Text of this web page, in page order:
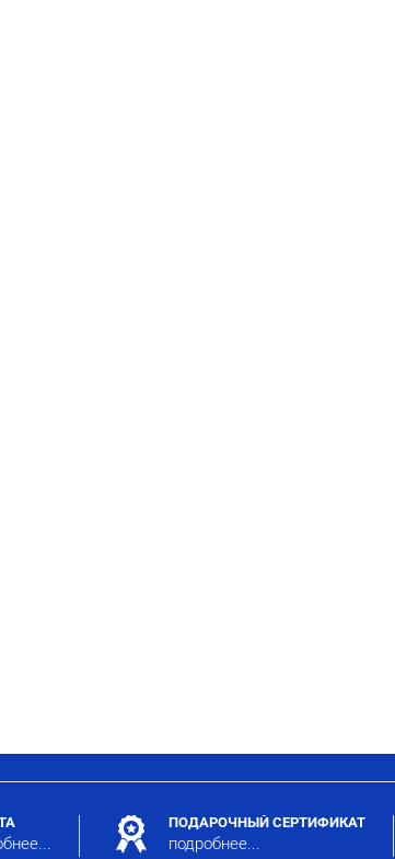
ПОДАРОЧНЫЙ СЕРТИФИКАТ
подробнее...